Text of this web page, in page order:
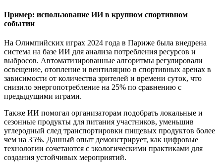
Пример: использование ИИ в крупном спортивном
событии
На Олимпийских играх 2024 года в Париже была внедрена
система на базе ИИ для анализа потребления ресурсов и
выбросов. Автоматизированные алгоритмы регулировали
освещение, отопление и вентиляцию в спортивных аренах в
зависимости от количества зрителей и времени суток, что
снизило энергопотребление на 25% по сравнению с
предыдущими играми.
Также ИИ помогал организаторам подобрать локальные и
сезонные продукты для питания участников, уменьшив
углеродный след транспортировки пищевых продуктов более
чем на 35%. Данный опыт демонстрирует, как цифровые
технологии сочетаются с экологическими практиками для
создания устойчивых мероприятий.